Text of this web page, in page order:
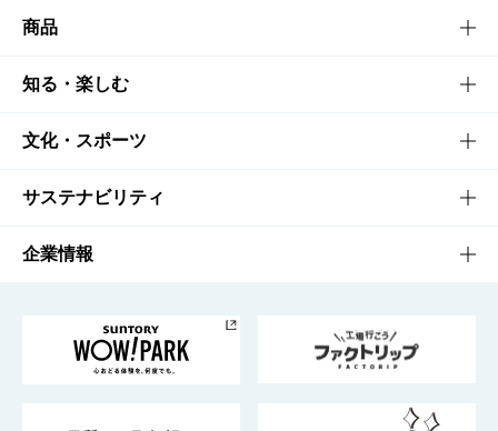
商品
商品TOP
商品一覧
商品発売情報
栄養成分一覧
知る・楽しむ
知る・楽しむTOP
キャンペーン
工場見学
地域情報
文化・スポーツ
文化・スポーツTOP
サントリーホール
サントリーサンバーズ大阪
サステナビリティ
サステナビリティTOP
サントリーが考えるサステナビリティ経営
企業情報
企業概要